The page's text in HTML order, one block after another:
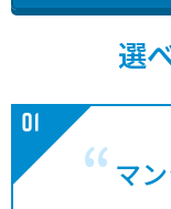
選
マ